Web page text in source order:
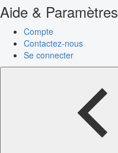
Aide & Paramètres
Compte
Contactez-nous
Se connecter